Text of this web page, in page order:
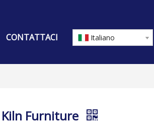
CONTATTACI Italiano
Furniture